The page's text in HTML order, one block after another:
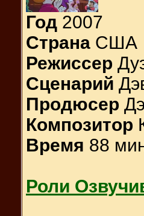
Год 2007
Страна США
Режиссер
Сценарий
Продюсер
Композитор
Время 88
Роли